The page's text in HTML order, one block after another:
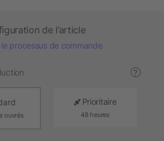
de l’article
processus de commande
?
ouvrés
Prioritaire
48 heures